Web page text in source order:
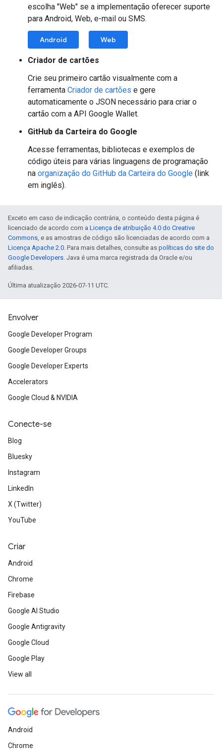
escolha "Web" se a implementação oferecer suporte
para Android, Web, e-mail ou SMS.
Android Web
Criador de cartões
Crie seu primeiro cartão visualmente com a
ferramenta Criador de cartões e gere
automaticamente o JSON necessário para criar o
cartão com a API Google Wallet.
GitHub da Carteira do Google
Acesse ferramentas, bibliotecas e exemplos de
código úteis para várias linguagens de programação
na organização do GitHub da Carteira do Google (link
em inglês).
Exceto em caso de indicação contrária, o conteúdo desta página é
licenciado de acordo com a Licença de atribuição 4.0 do Creative
Commons, e as amostras de código são licenciadas de acordo com a
Licença Apache 2.0. Para mais detalhes, consulte as políticas do site do
Google Developers. Java é uma marca registrada da Oracle e/ou
afiliadas.
Última atualização 2026-07-11 UTC.
Envolver
Google Developer Program
Google Developer Groups
Google Developer Experts
Accelerators
Google Cloud & NVIDIA
Conecte-se
Blog
Bluesky
Instagram
LinkedIn
X (Twitter)
YouTube
Criar
Android
Chrome
Firebase
Google AI Studio
Google Antigravity
Google Cloud
Google Play
View all
Android
Chrome